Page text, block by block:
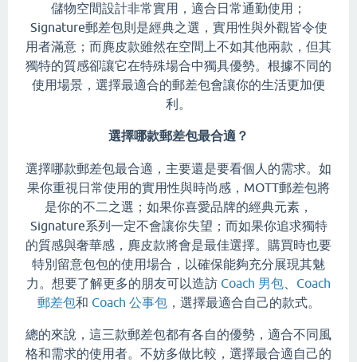
儲物空間設計非常實用，適合日常通勤使用；
Signature郵差包則是經典之選，實用性與外觀皆令使
用者滿意；而麂皮款雖然在空間上不如其他兩款，但其
獨特的質感卻讓它在特殊場合中獨具優勢。根據不同的
使用場景，選擇最適合的郵差包會讓你的生活更加便
利。
選擇哪款郵差包最合適？
選擇哪款郵差包最合適，主要還是要看個人的需求。如
果你重視日常使用的實用性與時尚感，MOTT郵差包將
是你的不二之選；如果你喜愛品牌的經典元素，
Signature系列一定不會讓你失望；而如果你追求獨特
的質感與奢華感，麂皮款將會是最佳選擇。購買時也要
特別留意包包的使用場合，以確保能夠充分展現其魅
力。想要了解更多的朋友可以造訪 Coach 男包
Coach
郵差包和 Coach 公事包，選擇最適合自己的款式。
總的來說，這三款郵差包都有各自的優勢，適合不同風
格和需求的使用者。不妨多做比較，選擇最合適自己的